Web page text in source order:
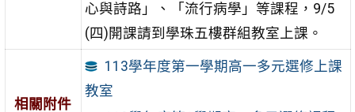
心與詩路」、「流行病學」等課程，9/5
(四)開課請到學珠五樓群組教室上課。
相關附件
113學年度第一學期高一多元選修上課
教室